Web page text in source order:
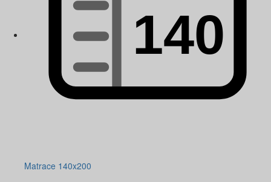
Matrace 140x200